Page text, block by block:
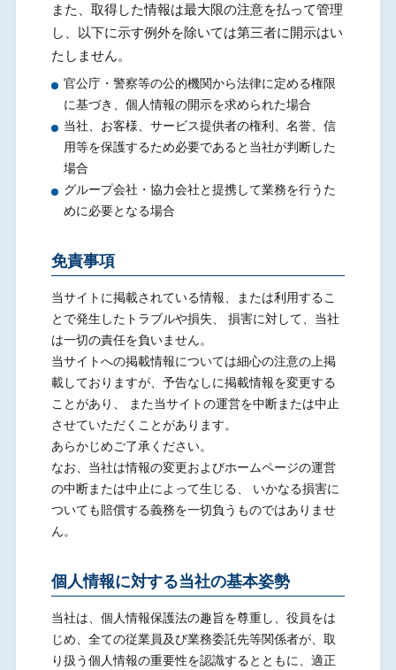
また、取得した情報は最大限の注意を払って管理
し、以下に示す例外を除いては第三者に開示はい
たしません。
官公庁・警察等の公的機関から法律に定める権限
に基づき、個人情報の開示を求められた場合
当社、お客様、サービス提供者の権利、名誉、信
用等を保護するため必要であると当社が判断した
場合
グループ会社・協力会社と提携して業務を行うた
めに必要となる場合
免責事項
当サイトに掲載されている情報、または利用するこ
とで発生したトラブルや損失、 損害に対して、当社
は一切の責任を負いません。
当サイトへの掲載情報については細心の注意の上掲
載しておりますが、予告なしに掲載情報を変更する
ことがあり、 また当サイトの運営を中断または中止
させていただくことがあります。
あらかじめご了承ください。
なお、当社は情報の変更およびホームページの運営
の中断または中止によって生じる、 いかなる損害に
ついても賠償する義務を一切負うものではありませ
ん。
個人情報に対する当社の基本姿勢
当社は、個人情報保護法の趣旨を尊重し、役員をは
じめ、全ての従業員及び業務委託先等関係者が、取
り扱う個人情報の重要性を認識するとともに、適正